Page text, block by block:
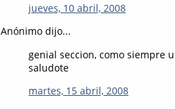
jueves, 10 abril, 2008
Anónimo dijo...
genial seccion, como siempre
saludote
martes, 15 abril, 2008